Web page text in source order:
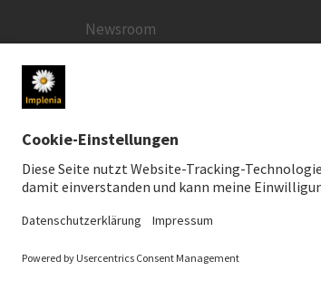
Newsroom
News-Service
© 2026 Implenia AG